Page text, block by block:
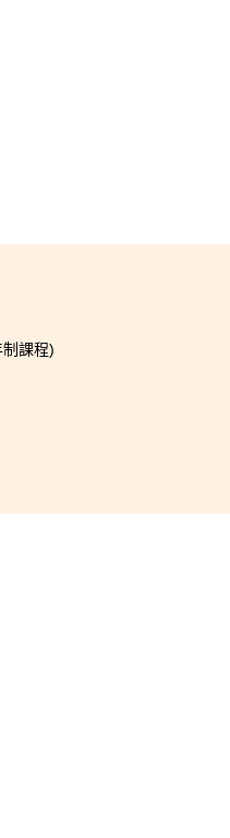
課程)